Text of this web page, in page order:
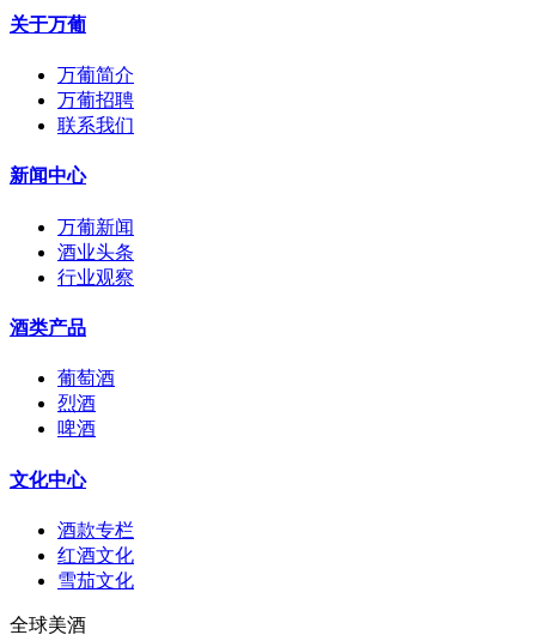
关于万葡
万葡简介
万葡招聘
联系我们
新闻中心
万葡新闻
酒业头条
行业观察
酒类产品
葡萄酒
烈酒
啤酒
文化中心
酒款专栏
红酒文化
雪茄文化
全球美酒